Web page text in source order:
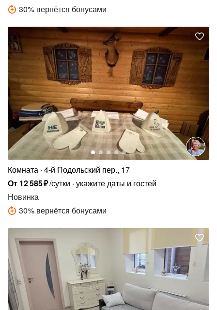
30% вернётся бонусами
Комната 4-й Подольский пер., 17
От 12585₽/сутки укажите даты и гостей
Новинка
30% вернётся бонусами